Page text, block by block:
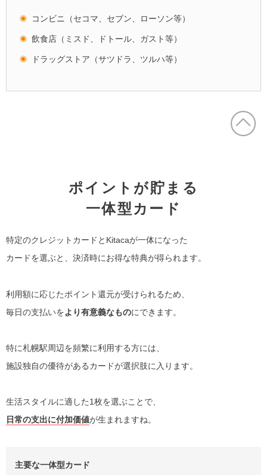
コンビニ（セコマ、セブン、ローソン等）
飲食店（ミスド、ドトール、ガスト等）
ドラッグストア（サツドラ、ツルハ等）
ポイントが貯まる
一体型カード
特定のクレジットカードとKitacaが一体になった
カードを選ぶと、決済時にお得な特典が得られます。
利用額に応じたポイント還元が受けられるため、
毎日の支払いをより有意義なものにできます。
特に札幌駅周辺を頻繁に利用する方には、
施設独自の優待があるカードが選択肢に入ります。
生活スタイルに適した1枚を選ぶことで、
日常の支出に付加価値が生まれますね。
主要な一体型カード